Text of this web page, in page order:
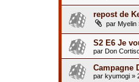
repost de
par Myelin
S2 E6 Je
par Don
Campagne
par kyumogi »